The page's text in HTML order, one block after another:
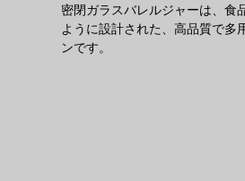
密閉ガラスバレルジャーは、食
ように設計された、高品質で多
ンです。